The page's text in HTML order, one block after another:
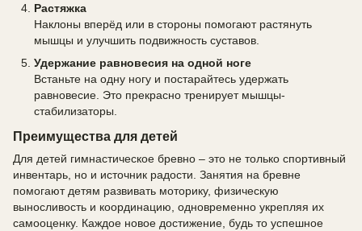
Растяжка
Наклоны вперёд или в стороны помогают растянуть
мышцы и улучшить подвижность суставов.
Удержание равновесия на одной ноге
Встаньте на одну ногу и постарайтесь удержать
равновесие. Это прекрасно тренирует мышцы-
стабилизаторы.
Преимущества для детей
Для детей гимнастическое бревно – это не только спортивный
инвентарь, но и источник радости. Занятия на бревне
помогают детям развивать моторику, физическую
выносливость и координацию, одновременно укрепляя их
самооценку. Каждое новое достижение, будь то успешное